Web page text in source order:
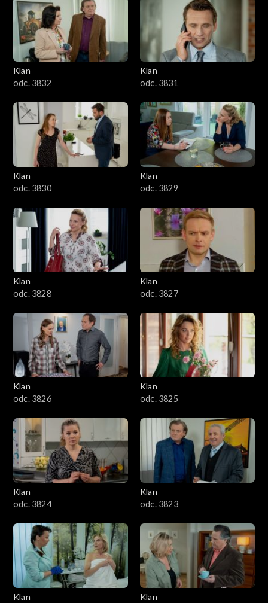
Klan
odc. 3832
Klan
odc. 3831
Klan
odc. 3830
Klan
odc. 3829
Klan
odc. 3828
Klan
odc. 3827
Klan
odc. 3826
Klan
odc. 3825
Klan
odc. 3824
Klan
odc. 3823
Klan
Klan